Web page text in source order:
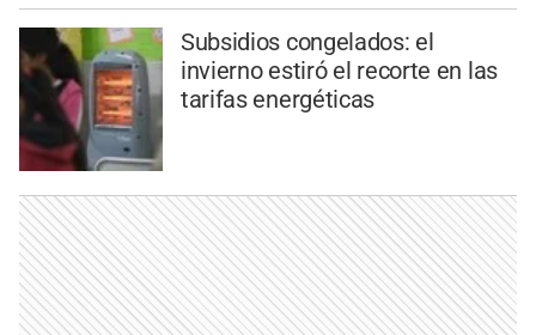
Subsidios congelados: el
invierno estiró el recorte en las
tarifas energéticas